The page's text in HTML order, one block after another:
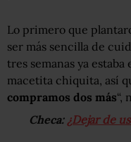
Lo primero que
ser más sencilla de
tres semanas ya
macetita chiquita, así
compramos dos más“,
Checa: ¿Dejar de